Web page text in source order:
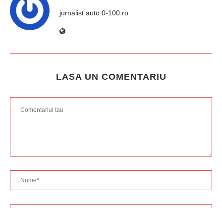
jurnalist auto 0-100.ro
LASA UN COMENTARIU